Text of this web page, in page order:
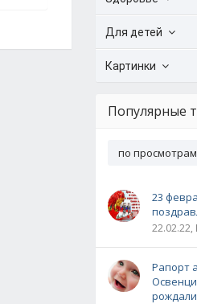
Для детей
Картинки
Популярные
по просмотрам
23
Рапорт